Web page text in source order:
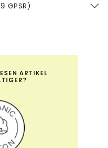
GPSR)
ARTIKEL